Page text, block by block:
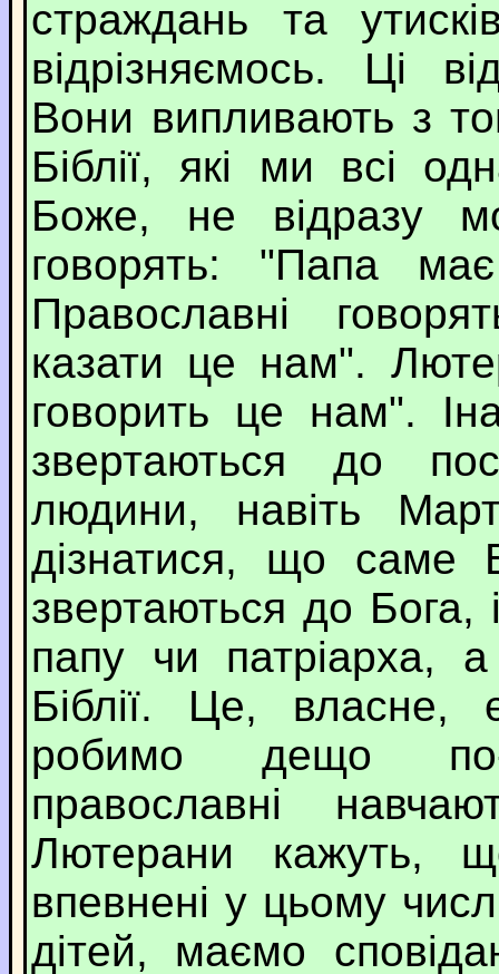
страждань та
відрізняємось. Ці
Вони випливають з
Біблії, які ми всі
Боже, не відразу
говорять: "Папа
Православні
казати це нам".
говорить це нам".
звертаються до
людини, навіть
дізнатися, що саме
звертаються до Бога,
папу чи патріарха, а
Біблії. Це,
робимо дещо по-
православні
Лютерани кажуть,
впевнені у цьому
дітей, маємо